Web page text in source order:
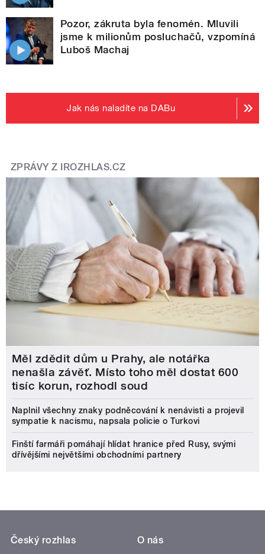
Pozor, zákruta byla fenomén. Mluvili
jsme k milionům posluchačů, vzpomíná
Luboš Machaj
Jak nás naladíte na DABu
ZPRÁVY Z IROZHLAS.CZ
Měl zdědit dům u Prahy, ale notářka
nenašla závěť. Místo toho měl dostat 600
tisíc korun, rozhodl soud
Naplnil všechny znaky podněcování k nenávisti a projevil
sympatie k nacismu, napsala policie o Turkovi
Finští farmáři pomáhají hlídat hranice před Rusy, svými
dřívějšími největšími obchodními partnery
Český rozhlas
O nás